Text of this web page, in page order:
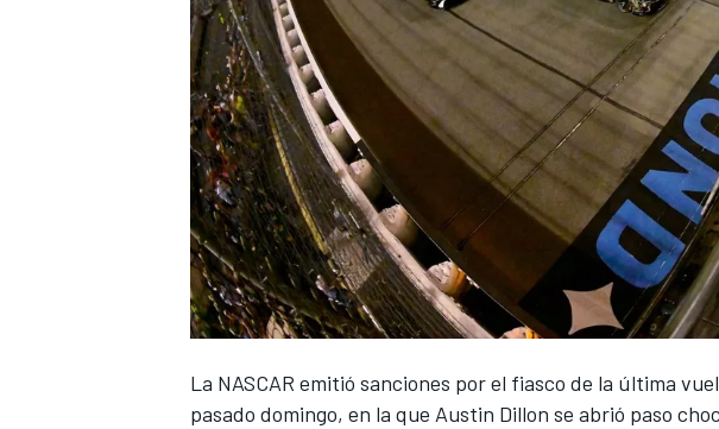
La NASCAR emitió sanciones por el fiasco de la última
pasado domingo, en la que Austin Dillon se abrió paso